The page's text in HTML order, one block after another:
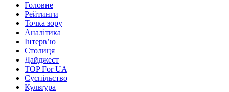
Головне
Рейтинги
Точка зору
Аналітика
Інтерв’ю
Столиця
Дайджест
TOP For UA
Суспiльство
Культура